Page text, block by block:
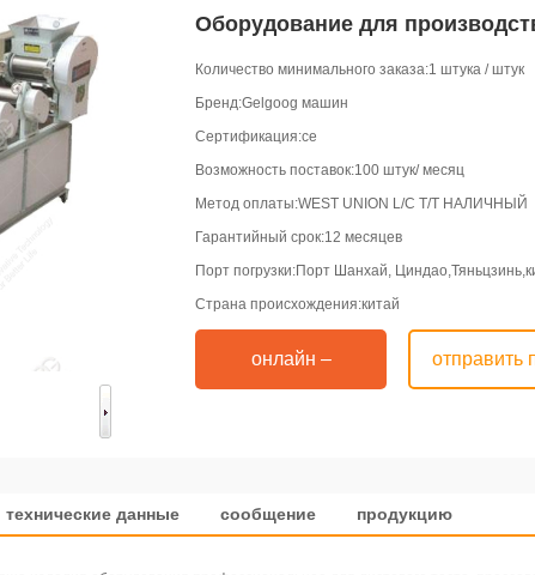
Оборудование для
Количество минимального заказа:1 штука / штук
Бренд:Gelgoog машин
Сертификация:се
Возможность поставок:100 штук/ месяц
Метод оплаты:WEST UNION L/C T/T НАЛИЧНЫЙ
Гарантийный срок:12 месяцев
Порт погрузки:Порт Шанхай,
Страна происхождения:китай
онлайн – отправить
технические данные сообщение продукцию